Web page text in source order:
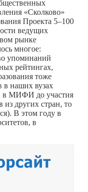
«Сколково»
Проекта 5–100
ведущих
рынке
многое:
упоминаний
рейтингах,
тоже
в наших вузах
в МИФИ до участия
из других стран, то
В этом году в
в